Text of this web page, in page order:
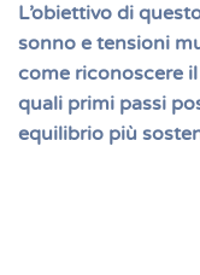
L’obiettivo di
sonno e tensioni
come riconoscere
quali primi passi
equilibrio più